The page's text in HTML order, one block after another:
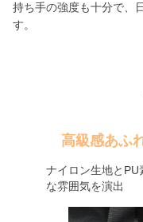
持ち手の強度も十分で、
す。
高級感あふ
ナイロン生地と
な雰囲気を演出